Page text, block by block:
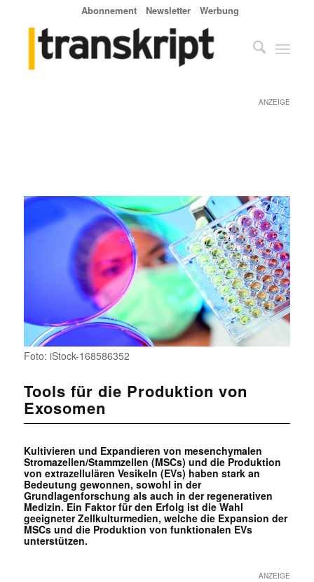
Abonnement Newsletter Werbung
ANZEIGE
Foto: iStock-168586352
Tools für die Produktion von
Exosomen
Kultivieren und Expandieren von mesenchymalen
Stromazellen/Stammzellen (MSCs) und die Produktion
von extrazellulären Vesikeln (EVs) haben stark an
Bedeutung gewonnen, sowohl in der
Grundlagenforschung als auch in der regenerativen
Medizin. Ein Faktor für den Erfolg ist die Wahl
geeigneter Zellkulturmedien, welche die Expansion der
MSCs und die Produktion von funktionalen EVs
unterstützen.
ANZEIGE